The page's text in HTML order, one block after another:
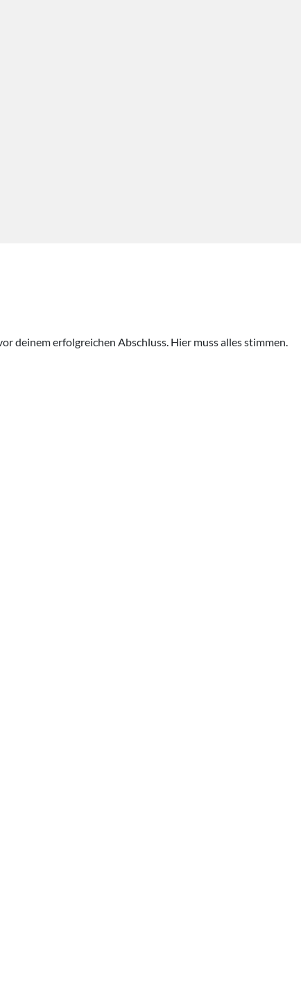
deinem erfolgreichen Abschluss. Hier muss alles stimmen.